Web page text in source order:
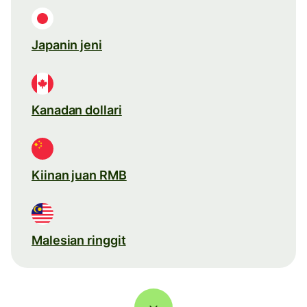
Japanin jeni
Kanadan dollari
Kiinan juan RMB
Malesian ringgit